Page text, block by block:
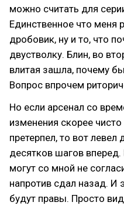
можно считать для
Единственное что меня
дробовик, ну и то, что
двустволку. Блин, во
влитая зашла, почему
Вопрос впрочем
Но если арсенал со
изменения скорее
претерпел, то вот
десятков шагов
могут со мной не
напротив сдал назад. И
будут правы. Просто